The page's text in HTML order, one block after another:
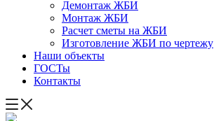
Демонтаж ЖБИ
Монтаж ЖБИ
Расчет сметы на ЖБИ
Изготовление ЖБИ по чертежу
Наши объекты
ГОСТы
Контакты